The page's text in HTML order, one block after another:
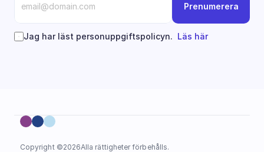
Prenumerera
Jag har läst personuppgiftspolicyn. Läs här
Copyright ©2026Alla rättigheter förbehålls.